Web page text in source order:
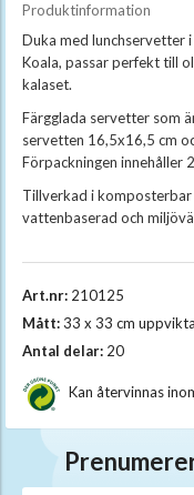
Produktinformation
Duka med lunchservetter
Koala, passar perfekt till
kalaset.
Färgglada servetter som
servetten 16,5x16,5 cm
Förpackningen innehåller
Tillverkad i
vattenbaserad och
Art.nr: 210125
Mått:33 x 33 cm uppvikta
Antal delar: 20
Kan återvinnas